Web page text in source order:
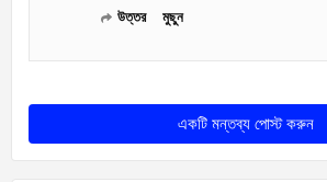
উত্তর মুছুন
একটি মন্তব্য পোস্ট করুন